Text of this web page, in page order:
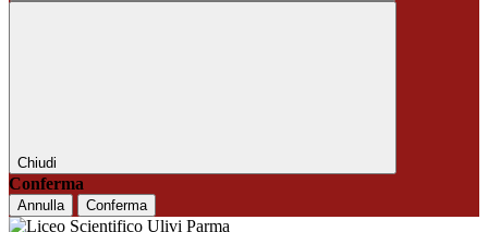
Chiudi
Conferma
Annulla Conferma